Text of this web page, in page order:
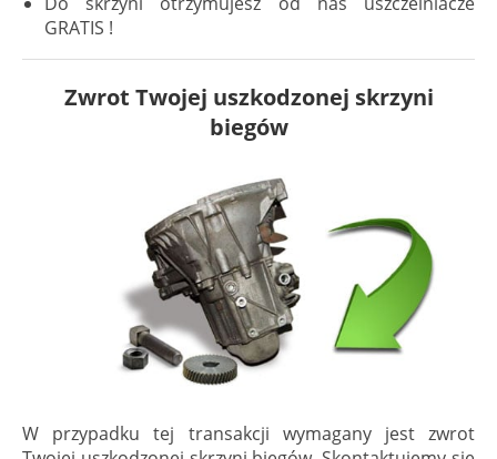
GRATIS !
Zwrot Twojej uszkodzonej skrzyni
biegów
W przypadku tej transakcji wymagany jest zwrot